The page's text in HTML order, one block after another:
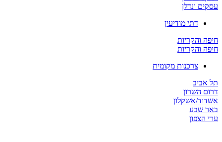
עסקים ונדלן
דתי מודיעין
חיפה והקריות
חיפה והקריות
צרכנות מקומית
תל אביב
דרום השרון
אשדוד/אשקלון
באר שבע
ערי הצפון